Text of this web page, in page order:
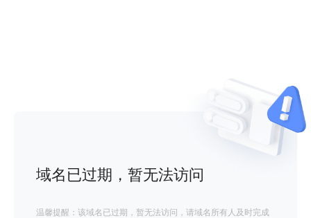
域名已过期，暂无法访问
温馨提醒：该域名已过期，暂无法访问，请域名所有人及时完成